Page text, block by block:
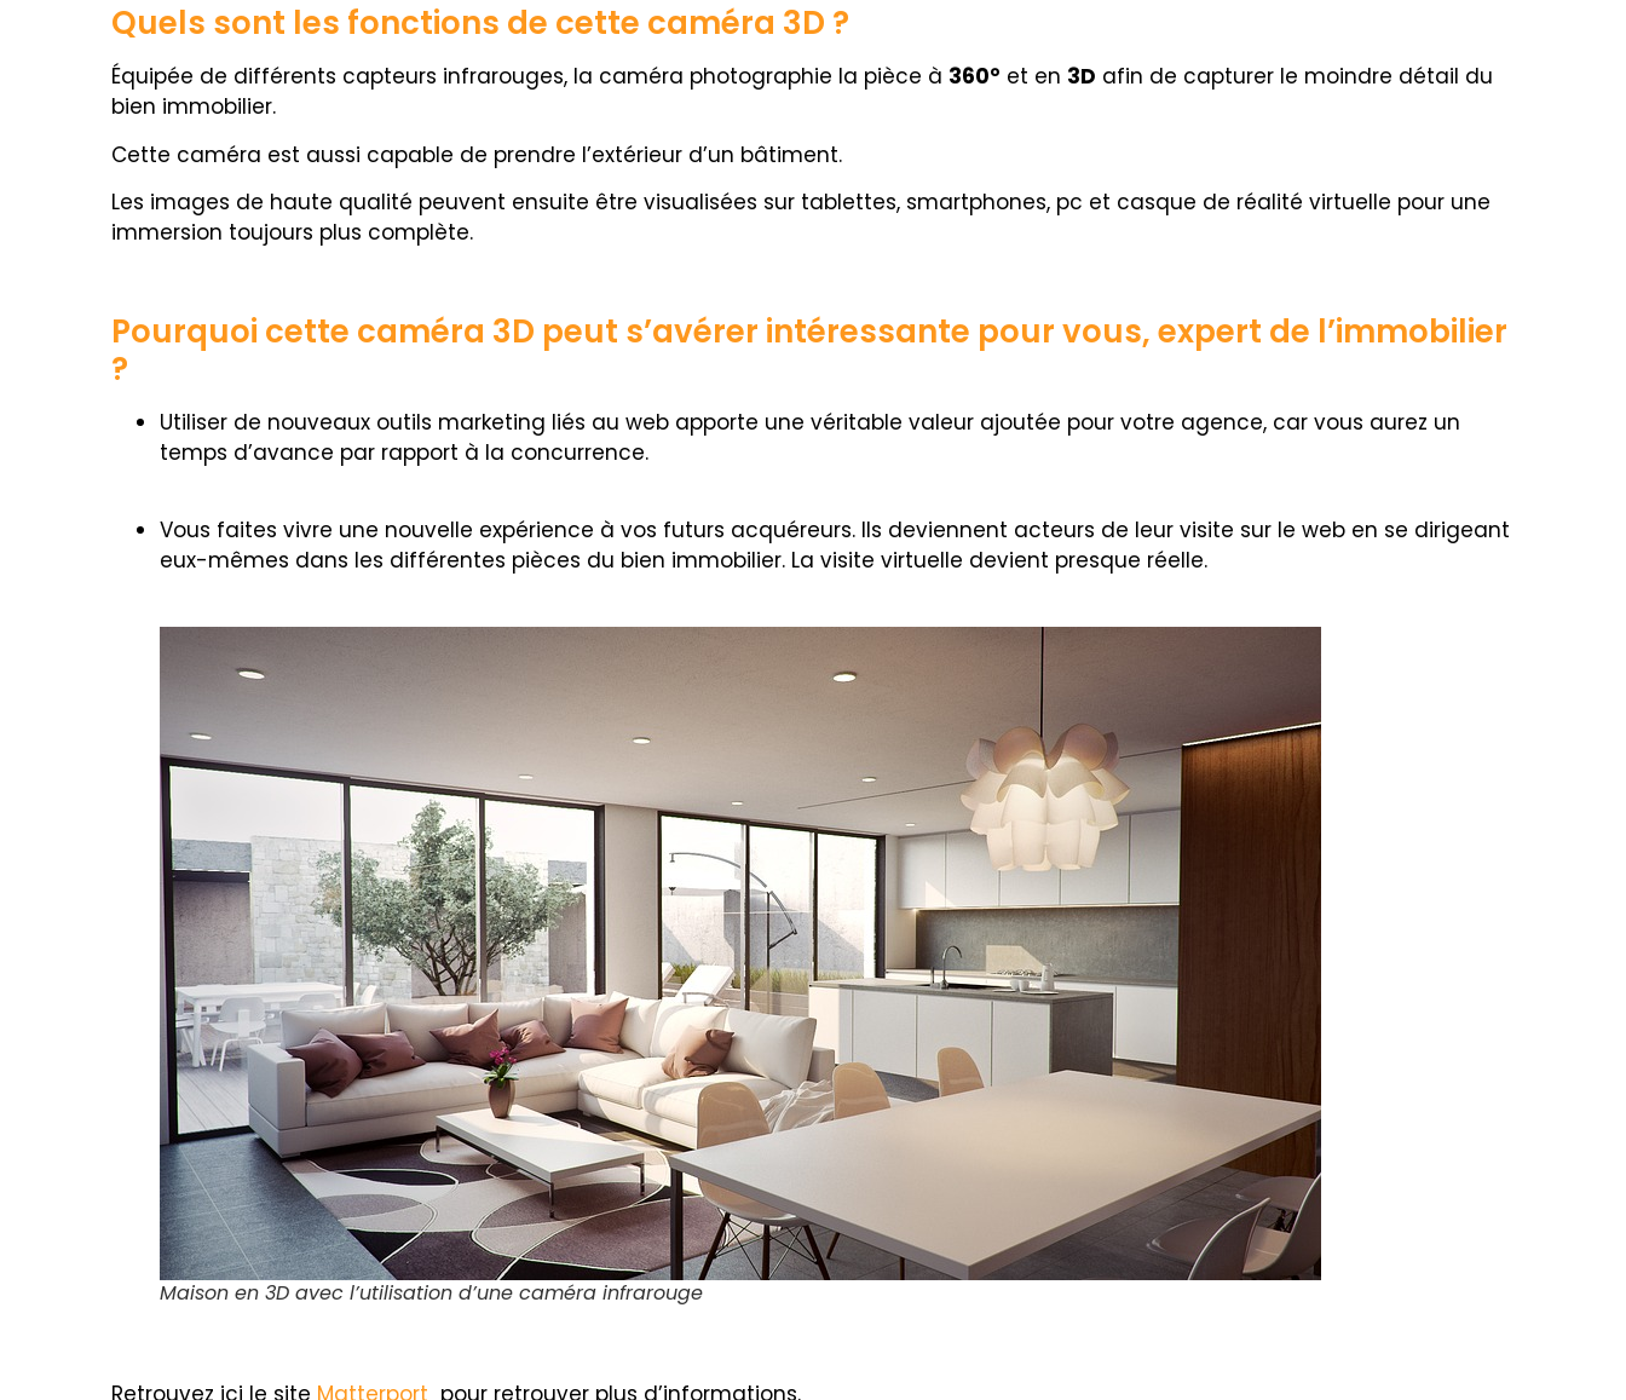
Quels sont les fonctions de cette caméra 3D ?
Équipée de différents capteurs infrarouges, la caméra photographie la pièce à 360° et en 3D afin de capturer le moindre détail du
bien immobilier.
Cette caméra est aussi capable de prendre l’extérieur d’un bâtiment.
Les images de haute qualité peuvent ensuite être visualisées sur tablettes, smartphones, pc et casque de réalité virtuelle pour une
immersion toujours plus complète.
Pourquoi cette caméra 3D peut s’avérer intéressante pour vous, expert de l’immobilier
?
Utiliser de nouveaux outils marketing liés au web apporte une véritable valeur ajoutée pour votre agence, car vous aurez un
temps d’avance par rapport à la concurrence.
Vous faites vivre une nouvelle expérience à vos futurs acquéreurs. Ils deviennent acteurs de leur visite sur le web en se dirigeant
eux-mêmes dans les différentes pièces du bien immobilier. La visite virtuelle devient presque réelle.
Maison en 3D avec l’utilisation d’une caméra infrarouge
Retrouvez ici le site Matterport pour retrouver plus d’informations.